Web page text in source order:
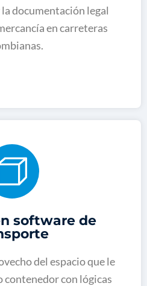
documentación legal
en carreteras
.
software de
del espacio que le
contenedor con lógicas